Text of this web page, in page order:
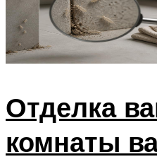
Отделка
комнаты